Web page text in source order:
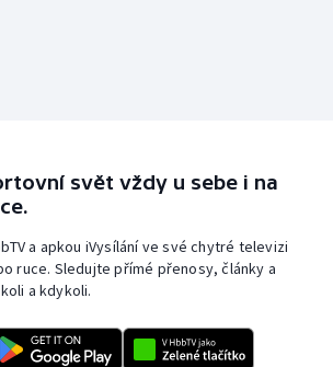
svět vždy u sebe i na
a apkou iVysílání ve své chytré televizi
ruce. Sledujte přímé přenosy, články a
a kdykoli.